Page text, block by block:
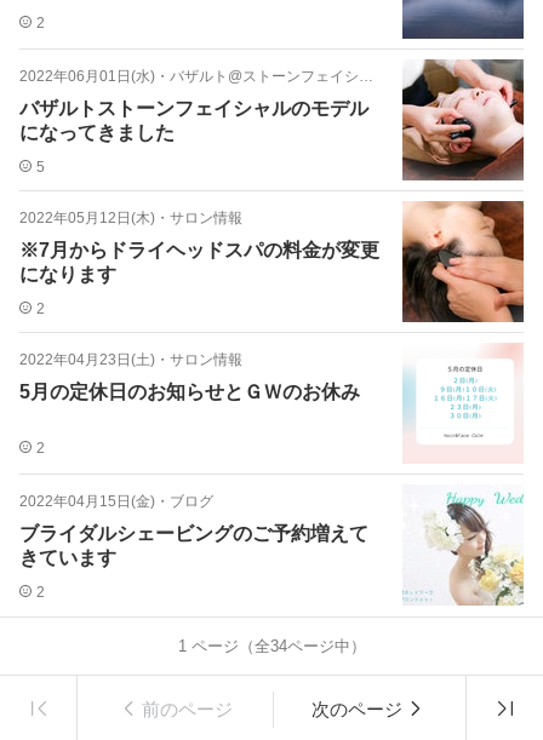
2
2022年06月01日(水) ・ バザルト@ストーンフェイシャル
バザルトストーンフェイシャルのモデル
になってきました
5
2022年05月12日(木) ・ サロン情報
※7月からドライヘッドスパの料金が変更
になります
2
2022年04月23日(土) ・ サロン情報
5月の定休日のお知らせとＧＷのお休み
2
2022年04月15日(金) ・ ブログ
ブライダルシェービングのご予約増えて
きています
2
1ページ（全34ページ中）
前のページ 次のページ